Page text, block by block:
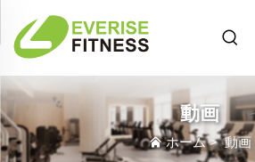
動画
ホーム>動画